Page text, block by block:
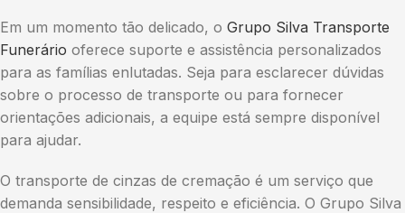
Em um momento tão delicado, o Grupo Silva Transporte
Funerário oferece suporte e assistência personalizados
para as famílias enlutadas. Seja para esclarecer dúvidas
sobre o processo de transporte ou para fornecer
orientações adicionais, a equipe está sempre disponível
para ajudar.
O transporte de cinzas de cremação é um serviço que
demanda sensibilidade, respeito e eficiência. O Grupo Silva